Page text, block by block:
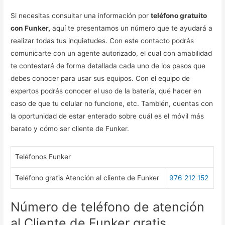
Si necesitas consultar una información porteléfono gratuito
con Funker, aquí te presentamos un número que te ayudará a
realizar todas tus inquietudes. Con este contacto podrás
comunicarte con un agente autorizado, el cual con amabilidad
te contestará de forma detallada cada uno de los pasos que
debes conocer para usar sus equipos. Con el equipo de
expertos podrás conocer el uso de la batería, qué hacer en
caso de que tu celular no funcione, etc. También, cuentas con
la oportunidad de estar enterado sobre cuál es el móvil más
barato y cómo ser cliente de Funker.
Teléfonos Funker
Teléfono gratis Atención al cliente de Funker 976 212 152
Número de teléfono de atención